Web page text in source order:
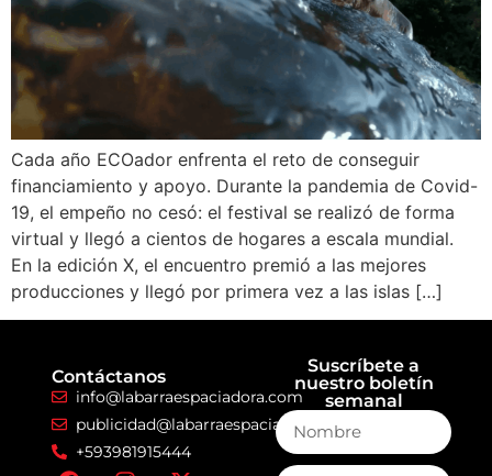
Cada año ECOador enfrenta el reto de conseguir
financiamiento y apoyo. Durante la pandemia de Covid-
19, el empeño no cesó: el festival se realizó de forma
virtual y llegó a cientos de hogares a escala mundial.
En la edición X, el encuentro premió a las mejores
producciones y llegó por primera vez a las islas […]
Contáctanos
info@labarraespaciadora.com
publicidad@labarraespaciadora.com
+593981915444
Suscríbete a
nuestro boletín
semanal